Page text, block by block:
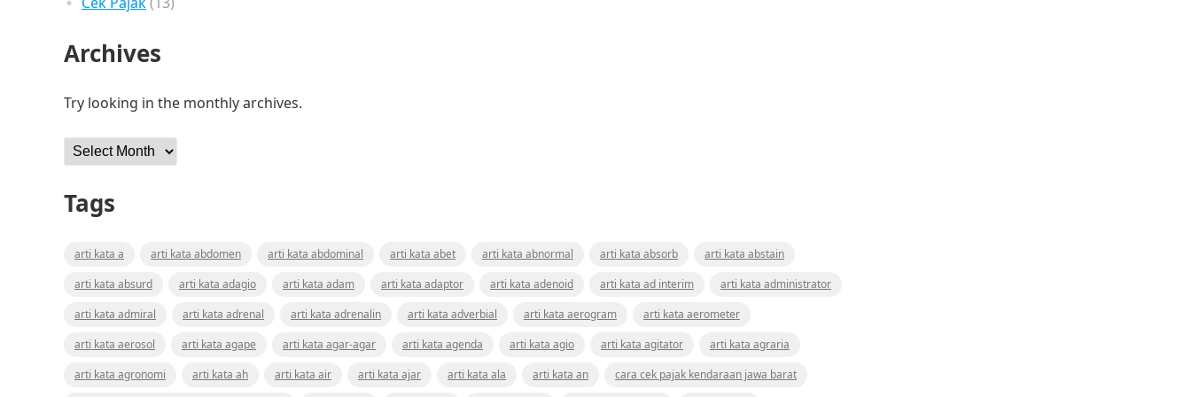
Archives
Try looking in the monthly archives.
Archives
Tags
arti kata a arti kata abdomen arti kata abdominal arti kata abet arti kata abnormal arti kata absorb
arti kata abstain
arti kata absurd
arti kata adagio arti kata adam arti kata adaptor arti kata adenoid arti kata ad interim
arti kata administrator
arti kata admiral
arti kata adrenal arti kata adrenalin arti kata adverbial arti kata aerogram
arti kata aerometer
arti kata aerosol
arti kata agape arti kata agar-agar arti kata agenda arti kata agio arti kata agitator
arti kata agraria
arti kata agronomi
arti kata ah arti kata air arti kata ajar arti kata ala arti kata an
cara cek pajak kendaraan jawa barat